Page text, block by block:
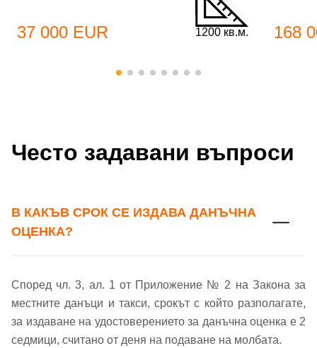
Добре дошъл!
Регистрация
Вход
37 000 EUR 1200 кв.м. 168
Често задавани въпроси
В КАКЪВ СРОК СЕ ИЗДАВА ДАНЪЧНА
ОЦЕНКА?
Според чл. 3, ал. 1 от Приложение № 2 на Закона за
местните данъци и такси, срокът с който разполагате,
за издаване на удостоверението за данъчна оценка е 2
седмици, считано от деня на подаване на молбата.
Имейл адрес*
Вашето запитване стигна до нас. Ще